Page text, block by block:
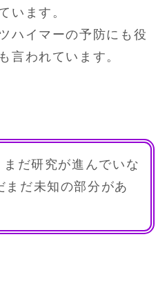
います。
ハイマーの予防にも役
言われています。
だ研究が進んでいな
まだ未知の部分があ